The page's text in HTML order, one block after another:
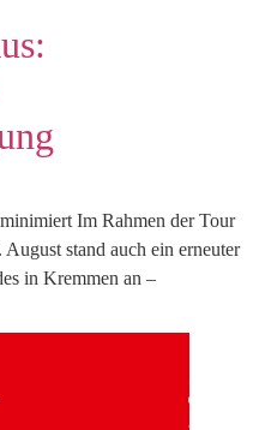
Im Rahmen der Tour
stand auch ein erneuter
in Kremmen an –